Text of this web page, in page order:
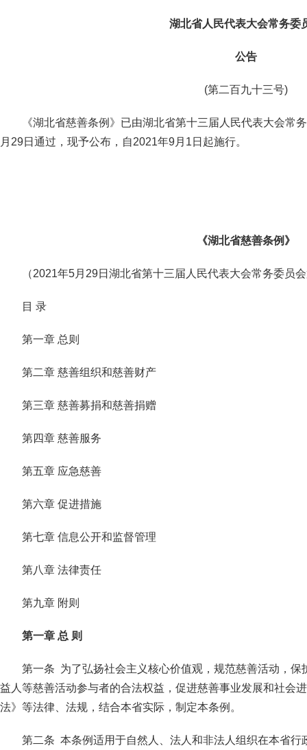
湖北省人民代表大会常务委
公告
(第二百九十三号)
《湖北省慈善条例》已由湖北省第十三届人民代表大会常
月29日通过，现予公布，自2021年9月1日起施行。
《湖北省慈善条例》
（2021年5月29日湖北省第十三届人民代表大会常务委员
目 录
第一章 总则
第二章 慈善组织和慈善财产
第三章 慈善募捐和慈善捐赠
第四章 慈善服务
第五章 应急慈善
第六章 促进措施
第七章 信息公开和监督管理
第八章 法律责任
第九章 附则
第一章 总 则
第一条 为了弘扬社会主义核心价值观，规范慈善活动，保
益人等慈善活动参与者的合法权益，促进慈善事业发展和社会
法》等法律、法规，结合本省实际，制定本条例。
第二条 本条例适用于自然人、法人和非法人组织在本省行